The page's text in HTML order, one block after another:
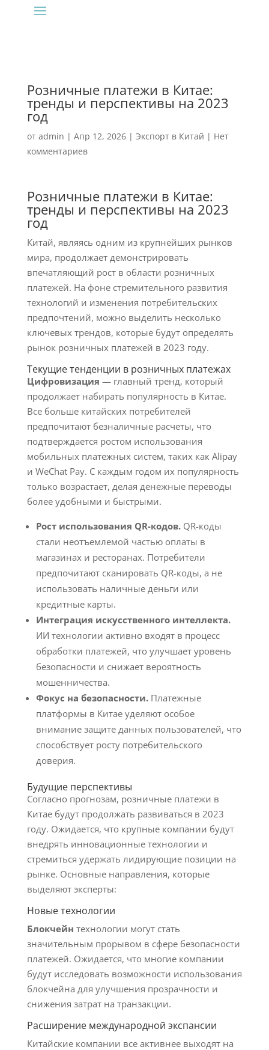
Розничные платежи в Китае:
тренды и перспективы на 2023
год
от admin | Апр 12, 2026| Экспорт в Китай | Нет
комментариев
Розничные платежи в Китае:
тренды и перспективы на 2023
год
Китай, являясь одним из крупнейших рынков
мира, продолжает демонстрировать
впечатляющий рост в области розничных
платежей. На фоне стремительного развития
технологий и изменения потребительских
предпочтений, можно выделить несколько
ключевых трендов, которые будут определять
рынок розничных платежей в 2023 году.
Текущие тенденции в розничных платежах
Цифровизация — главный тренд, который
продолжает набирать популярность в Китае.
Все больше китайских потребителей
предпочитают безналичные расчеты, что
подтверждается ростом использования
мобильных платежных систем, таких как Alipay
и WeChat Pay. С каждым годом их популярность
только возрастает, делая денежные переводы
более удобными и быстрыми.
Рост использования QR-кодов.QR-коды
стали неотъемлемой частью оплаты в
магазинах и ресторанах. Потребители
предпочитают сканировать QR-коды, а не
использовать наличные деньги или
кредитные карты.
Интеграция искусственного интеллекта.
ИИ технологии активно входят в процесс
обработки платежей, что улучшает уровень
безопасности и снижает вероятность
мошенничества.
Фокус на безопасности.Платежные
платформы в Китае уделяют особое
внимание защите данных пользователей, что
способствует росту потребительского
доверия.
Будущие перспективы
Согласно прогнозам, розничные платежи в
Китае будут продолжать развиваться в 2023
году. Ожидается, что крупные компании будут
внедрять инновационные технологии и
стремиться удержать лидирующие позиции на
рынке. Основные направления, которые
выделяют эксперты:
Новые технологии
Блокчейн технологии могут стать
значительным прорывом в сфере безопасности
платежей. Ожидается, что многие компании
будут исследовать возможности использования
блокчейна для улучшения прозрачности и
снижения затрат на транзакции.
Расширение международной экспансии
Китайские компании все активнее выходят на